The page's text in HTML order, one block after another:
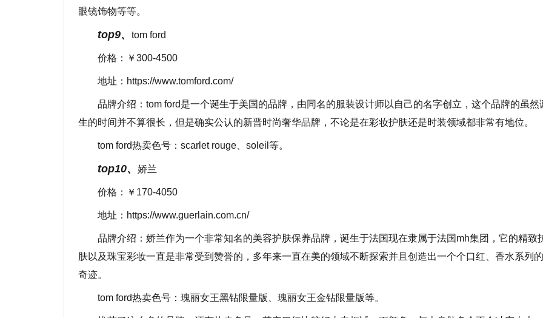
眼镜饰物等等。
top9、 tom ford
价格：￥300-4500
地址：https://www.tomford.com/
品牌介绍：tom ford是一个诞生于美国的品牌，由同名的服装设计师以自己的名字创立，这个品牌的虽然
生的时间并不算很长，但是确实公认的新晋时尚奢华品牌，不论是在彩妆护肤还是时装领域都非常有地位。
tom ford热卖色号：scarlet rouge、soleil等。
top10、 娇兰
价格：￥170-4050
地址：https://www.guerlain.com.cn/
品牌介绍：娇兰作为一个非常知名的美容护肤保养品牌，诞生于法国现在隶属于法国mh集团，它的精致
肤以及珠宝彩妆一直是非常受到赞誉的，多年来一直在美的领域不断探索并且创造出一个个口红、香水系列的
奇迹。
tom ford热卖色号：瑰丽女王黑钻限量版、瑰丽女王金钻限量版等。